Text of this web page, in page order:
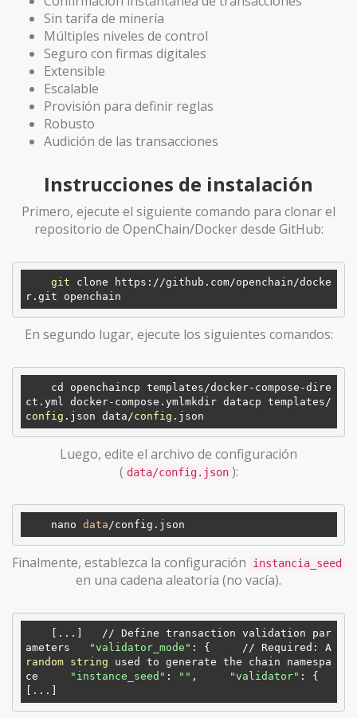
Sin tarifa de minería
Múltiples niveles de control
Seguro con firmas digitales
Extensible
Escalable
Provisión para definir reglas
Robusto
Audición de las transacciones
Instrucciones de instalación
Primero, ejecute el siguiente comando para clonar el
repositorio de OpenChain/Docker desde GitHub:
git clone https://github.com/openchain/docke
En segundo lugar, ejecute los siguientes comandos:
ct.yml docker-compose.ymlmkdir datacp templates/
config .json data/config
Luego, edite el archivo de configuración
( data/config.json ):
    nano
data
Finalmente, establezca la configuración instancia_seed
en una cadena aleatoria (no vacía).
ameters
"validator_mode"
random string used to generate the chain namespa
ce
"instance_seed" : "" , "validator" : {